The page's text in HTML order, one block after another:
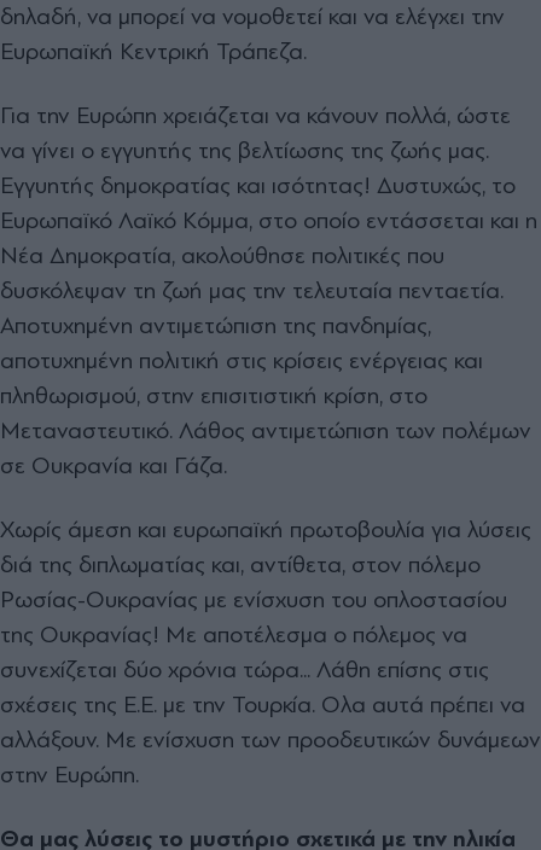
δηλαδή, να μπορεί να νομοθετεί και να ελέγχει την
Ευρωπαϊκή Κεντρική Τράπεζα.
Για την Ευρώπη χρειάζεται να κάνουν πολλά, ώστε
να γίνει ο εγγυητής της βελτίωσης της ζωής μας.
Εγγυητής δημοκρατίας και ισότητας! Δυστυχώς, το
Ευρωπαϊκό Λαϊκό Κόμμα, στο οποίο εντάσσεται και η
Νέα Δημοκρατία, ακολούθησε πολιτικές που
δυσκόλεψαν τη ζωή μας την τελευταία πενταετία.
Αποτυχημένη αντιμετώπιση της πανδημίας,
αποτυχημένη πολιτική στις κρίσεις ενέργειας και
πληθωρισμού, στην επισιτιστική κρίση, στο
Μεταναστευτικό. Λάθος αντιμετώπιση των πολέμων
σε Ουκρανία και Γάζα.
Χωρίς άμεση και ευρωπαϊκή πρωτοβουλία για λύσεις
διά της διπλωματίας και, αντίθετα, στον πόλεμο
Ρωσίας-Ουκρανίας με ενίσχυση του οπλοστασίου
της Ουκρανίας! Με αποτέλεσμα ο πόλεμος να
συνεχίζεται δύο χρόνια τώρα... Λάθη επίσης στις
σχέσεις της Ε.Ε. με την Τουρκία. Ολα αυτά πρέπει να
αλλάξουν. Με ενίσχυση των προοδευτικών δυνάμεων
στην Ευρώπη.
Θα μας λύσεις το μυστήριο σχετικά με την ηλικία